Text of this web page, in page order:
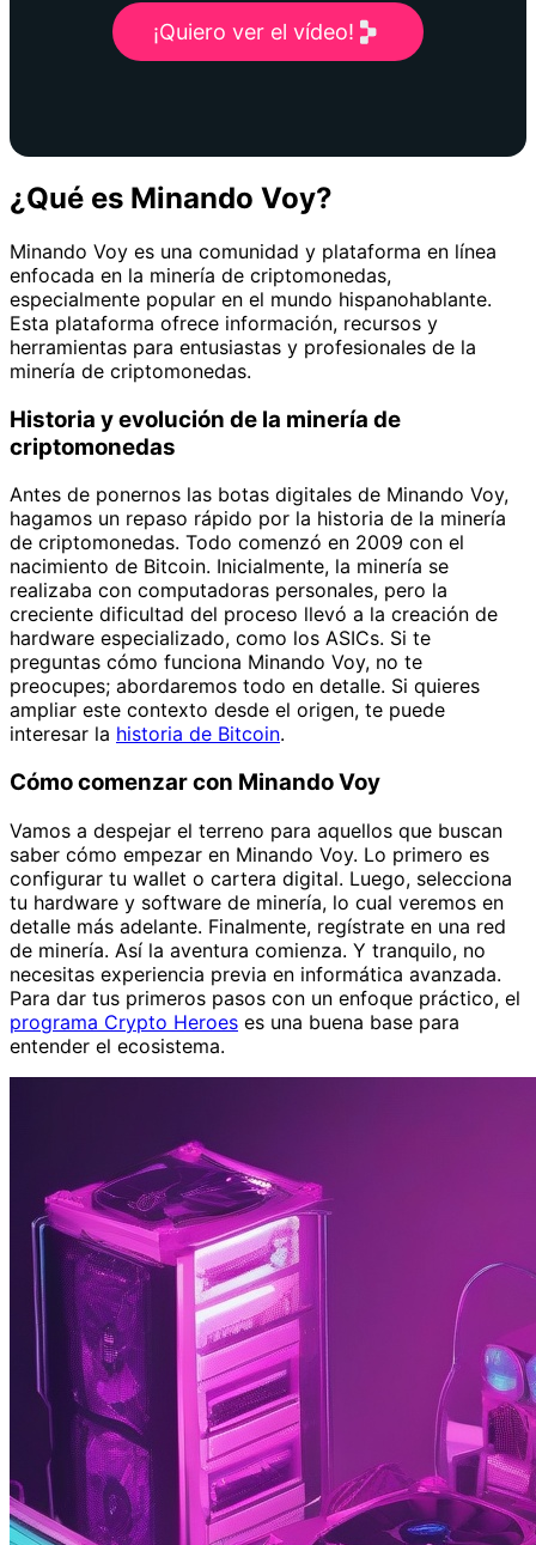
¡Quiero ver el vídeo!
¿Qué es Minando Voy?
Minando Voy es una comunidad y plataforma en línea
enfocada en la minería de criptomonedas,
especialmente popular en el mundo hispanohablante.
Esta plataforma ofrece información, recursos y
herramientas para entusiastas y profesionales de la
minería de criptomonedas.
Historia y evolución de la minería de
criptomonedas
Antes de ponernos las botas digitales de Minando Voy,
hagamos un repaso rápido por la historia de la minería
de criptomonedas. Todo comenzó en 2009 con el
nacimiento de Bitcoin. Inicialmente, la minería se
realizaba con computadoras personales, pero la
creciente dificultad del proceso llevó a la creación de
hardware especializado, como los ASICs. Si te
preguntas cómo funciona Minando Voy, no te
preocupes; abordaremos todo en detalle. Si quieres
ampliar este contexto desde el origen, te puede
interesar la historia de Bitcoin.
Cómo comenzar con Minando Voy
Vamos a despejar el terreno para aquellos que buscan
saber cómo empezar en Minando Voy. Lo primero es
configurar tu wallet o cartera digital. Luego, selecciona
tu hardware y software de minería, lo cual veremos en
detalle más adelante. Finalmente, regístrate en una red
de minería. Así la aventura comienza. Y tranquilo, no
necesitas experiencia previa en informática avanzada.
Para dar tus primeros pasos con un enfoque práctico, el
programa Crypto Heroes es una buena base para
entender el ecosistema.